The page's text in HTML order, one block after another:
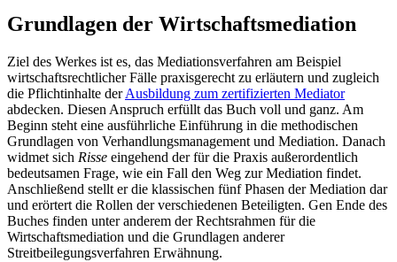
Grundlagen der Wirtschaftsmediation
Ziel des Werkes ist es, das Mediationsverfahren am Beispiel
wirtschaftsrechtlicher Fälle praxisgerecht zu erläutern und zugleich
die Pflichtinhalte derAusbildung zum zertifizierten Mediator
abdecken. Diesen Anspruch erfüllt das Buch voll und ganz. Am
Beginn steht eine ausführliche Einführung in die methodischen
Grundlagen von Verhandlungsmanagement und Mediation. Danach
widmet sich Risse eingehend der für die Praxis außerordentlich
bedeutsamen Frage, wie ein Fall den Weg zur Mediation findet.
Anschließend stellt er die klassischen fünf Phasen der Mediation dar
und erörtert die Rollen der verschiedenen Beteiligten. Gen Ende des
Buches finden unter anderem der Rechtsrahmen für die
Wirtschaftsmediation und die Grundlagen anderer
Streitbeilegungsverfahren Erwähnung.